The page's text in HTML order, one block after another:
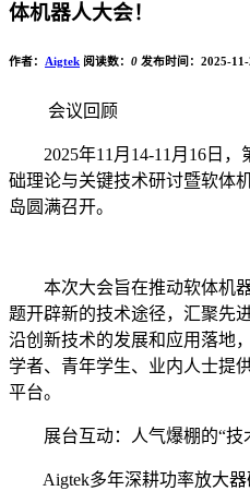
体机器人大会！
作者： Aigtek 阅读数： 0 发布时间：2025-
会议回顾
2025年11月14-11月16日
础理论与关键技术研讨暨软体
岛圆满召开。
本次大会旨在推动软体机器
题开辟新的技术途径，汇聚先
沿创新技术的发展和应用落地
学者、青年学生、业内人士提
平台。
展台互动：人气爆棚的“技
Aigtek多年深耕功率放大器